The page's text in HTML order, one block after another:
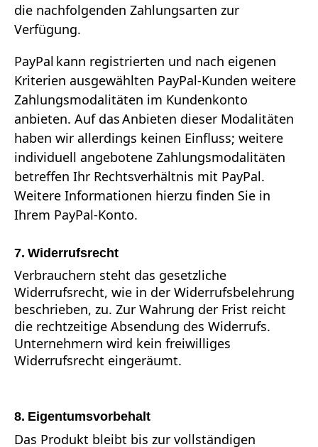
die nachfolgenden Zahlungsarten zur
Verfügung.
PayPal kann registrierten und nach eigenen
Kriterien ausgewählten PayPal-Kunden weitere
Zahlungsmodalitäten im Kundenkonto
anbieten. Auf das Anbieten dieser Modalitäten
haben wir allerdings keinen Einfluss; weitere
individuell angebotene Zahlungsmodalitäten
betreffen Ihr Rechtsverhältnis mit PayPal.
Weitere Informationen hierzu finden Sie in
Ihrem PayPal-Konto.
7. Widerrufsrecht
Verbrauchern steht das gesetzliche
Widerrufsrecht, wie in der Widerrufsbelehrung
beschrieben, zu. Zur Wahrung der Frist reicht
die rechtzeitige Absendung des Widerrufs.
Unternehmern wird kein freiwilliges
Widerrufsrecht eingeräumt.
8. Eigentumsvorbehalt
Das Produkt bleibt bis zur vollständigen